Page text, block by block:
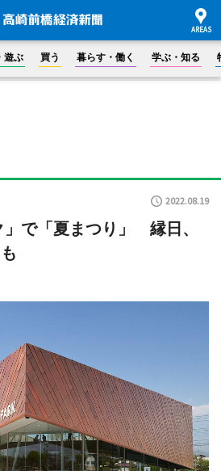
遊ぶ 買う 暮らす・働く 学ぶ・知る
2022.08.19
で「夏まつり」 縁日、